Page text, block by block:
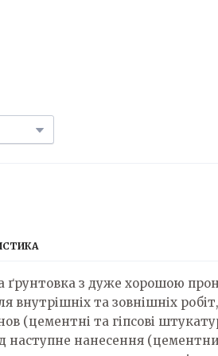
ґрунтовка з дуже хорошою
внутрішніх та зовнішніх
(цементні та гіпсові
наступне нанесення